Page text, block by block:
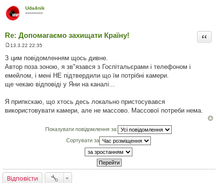
Uda4nik
*********
Re: Допомагаємо захищати Країну!
в
і
о
м
н
я
13.3.22 22:35
З цим повідомленням щось дивне.
Автор поза зоною, я зв"язався з Госпітальєрами і телефоном і
емейлом, і мені НЕ підтвердили що їм потрібні камери.
ще чекаю відповіді у Яни на каналі...
Я припкскаю, що хтось десь локально пристосувався
використовувати камери, але не массово. Массової потреби нема.
Показувати повідомлення за:
Сортувати за
Відповісти